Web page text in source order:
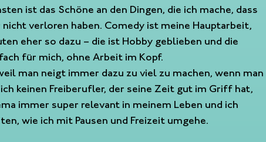
ist das Schöne an den Dingen, die ich mache, dass
verloren haben. Comedy ist meine Hauptarbeit,
eher so dazu – die ist Hobby geblieben und die
für mich, ohne Arbeit im Kopf.
man neigt immer dazu zu viel zu machen, wenn man
keinen Freiberufler, der seine Zeit gut im Griff hat,
immer super relevant in meinem Leben und ich
wie ich mit Pausen und Freizeit umgehe.